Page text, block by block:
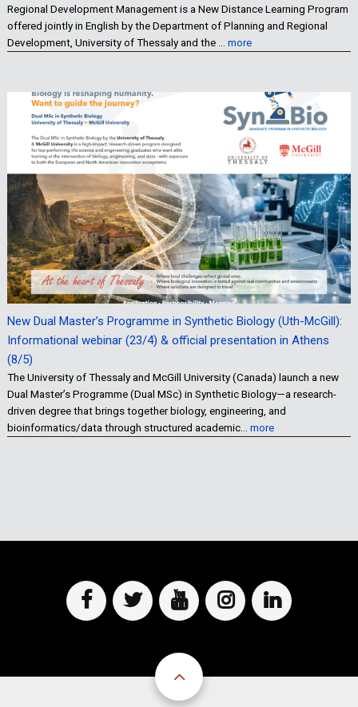
Regional Development Management is a New Distance Learning Program
offered jointly in English by the Department of Planning and Regional
Development, University of Thessaly and the … more
New Dual Master’s Programme in Synthetic Biology (Uth-McGill):
Informational webinar (23/4) & official presentation in Athens
(8/5)
The University of Thessaly and McGill University (Canada) launch a new
Dual Master’s Programme (Dual MSc) in Synthetic Biology—a research-
driven degree that brings together biology, engineering, and
bioinformatics/data through structured academic… more